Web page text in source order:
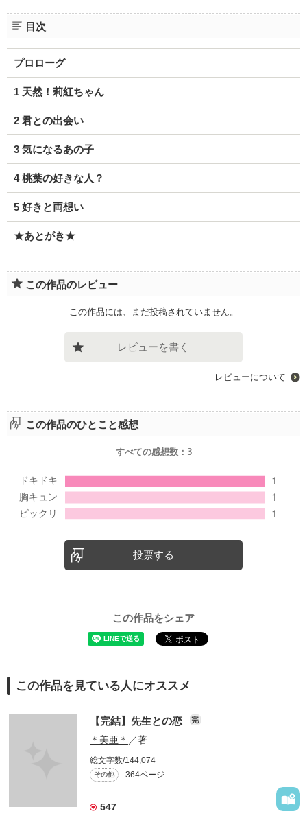
目次
プロローグ
1 天然！莉紅ちゃん
2 君との出会い
3 気になるあの子
4 桃葉の好きな人？
5 好きと両想い
★あとがき★
この作品のレビュー
この作品には、まだ投稿されていません。
レビューを書く
レビューについて
この作品のひとこと感想
すべての感想数： 3
投票する
この作品をシェア
この作品を見ている人にオススメ
【完結】先生との恋 完
＊美亜＊ ／著
総文字数/144,074
その他 364ページ
547